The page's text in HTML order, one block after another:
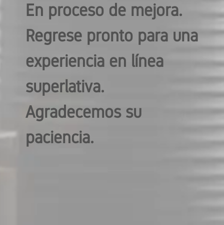
En proceso de mejora.
Regrese pronto para una
experiencia en línea
superlativa.
Agradecemos su
paciencia.